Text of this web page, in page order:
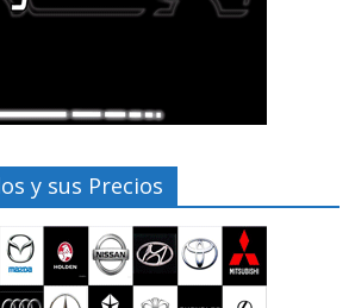
y sus Precios